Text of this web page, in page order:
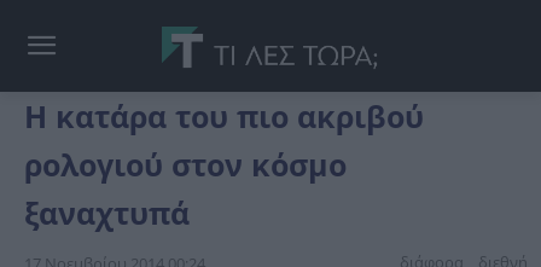
Η κατάρα του πιο ακριβού
ρολογιού στον κόσμο
ξαναχτυπά
διάφορα διεθνή